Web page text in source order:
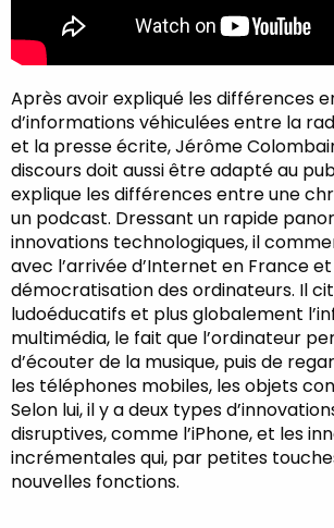
Après avoir expliqué les différences
d’informations véhiculées entre la
et la presse écrite, Jérôme
discours doit aussi être adapté au
explique les différences entre une
un podcast. Dressant un rapide
innovations technologiques, il
avec l’arrivée d’Internet en France
démocratisation des ordinateurs. Il
ludoéducatifs et plus globalement
multimédia, le fait que l’ordinateur
d’écouter de la musique, puis de
les téléphones mobiles, les objets
Selon lui, il y a deux types
disruptives, comme l’iPhone, et les
incrémentales qui, par petites
nouvelles fonctions.